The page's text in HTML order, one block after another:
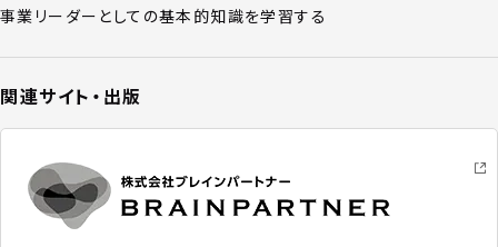
事業リーダーとしての基本的知識を学習する
関連サイト・出版